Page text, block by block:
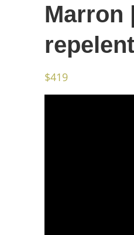
Marron
$419